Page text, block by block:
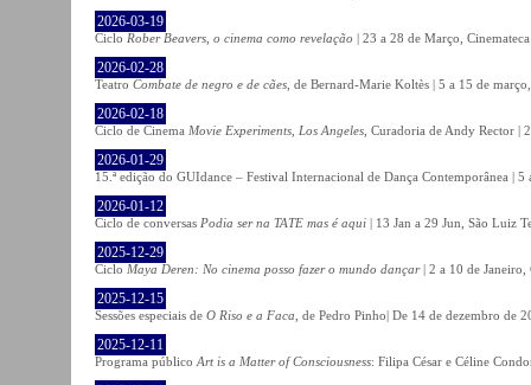
2026-03-19
Ciclo Rober Beavers, o cinema como revelação | 23 a 28 de Março,
2026-02-28
Teatro Combate de negro e de cães , de Bernard-Marie Koltès | 5 a 15 de
2026-02-18
Ciclo de Cinema Movie Experiments, Los Angeles , Curadoria de Andy Rector
2026-01-29
15.ª edição do GUIdance – Festival Internacional de Dança Contemporânea |
2026-01-12
Ciclo de conversas Podia ser na TATE mas é aqui | 13 Jan a 29 Jun, São Luiz
2025-12-29
Ciclo Maya Deren: No cinema posso fazer o mundo dançar| 2 a 10 de Janeiro,
2025-12-15
Sessões especiais de O Riso e a Faca , de Pedro Pinho| De 14 de dezembro de
2025-12-11
Programa público Art is a Matter of Consciousness: Filipa César e Céline